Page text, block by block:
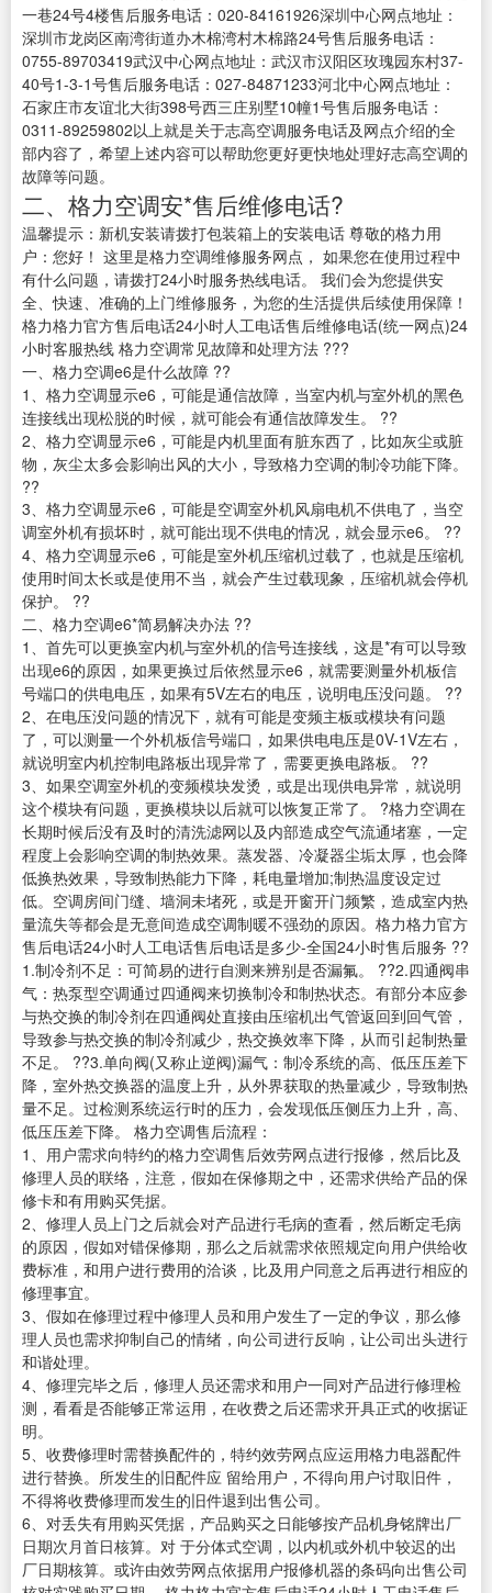
一巷24号4楼售后服务电话：020-84161926深圳中心网点地址：
深圳市龙岗区南湾街道办木棉湾村木棉路24号售后服务电话：
0755-89703419武汉中心网点地址：武汉市汉阳区玫瑰园东村37-
40号1-3-1号售后服务电话：027-84871233河北中心网点地址：
石家庄市友谊北大街398号西三庄别墅10幢1号售后服务电话：
0311-89259802以上就是关于志高空调服务电话及网点介绍的全
部内容了，希望上述内容可以帮助您更好更快地处理好志高空调的
故障等问题。
二、格力空调安*售后维修电话?
温馨提示：新机安装请拨打包装箱上的安装电话 尊敬的格力用
户：您好！ 这里是格力空调维修服务网点， 如果您在使用过程中
有什么问题，请拨打24小时服务热线电话。 我们会为您提供安
全、快速、准确的上门维修服务，为您的生活提供后续使用保障！
格力格力官方售后电话24小时人工电话售后维修电话(统一网点)24
小时客服热线 格力空调常见故障和处理方法 ???
一、格力空调e6是什么故障 ??
1、格力空调显示e6，可能是通信故障，当室内机与室外机的黑色
连接线出现松脱的时候，就可能会有通信故障发生。 ??
2、格力空调显示e6，可能是内机里面有脏东西了，比如灰尘或脏
物，灰尘太多会影响出风的大小，导致格力空调的制冷功能下降。
??
3、格力空调显示e6，可能是空调室外机风扇电机不供电了，当空
调室外机有损坏时，就可能出现不供电的情况，就会显示e6。 ??
4、格力空调显示e6，可能是室外机压缩机过载了，也就是压缩机
使用时间太长或是使用不当，就会产生过载现象，压缩机就会停机
保护。 ??
二、格力空调e6*简易解决办法 ??
1、首先可以更换室内机与室外机的信号连接线，这是*有可以导致
出现e6的原因，如果更换过后依然显示e6，就需要测量外机板信
号端口的供电电压，如果有5V左右的电压，说明电压没问题。 ??
2、在电压没问题的情况下，就有可能是变频主板或模块有问题
了，可以测量一个外机板信号端口，如果供电电压是0V-1V左右，
就说明室内机控制电路板出现异常了，需要更换电路板。 ??
3、如果空调室外机的变频模块发烫，或是出现供电异常，就说明
这个模块有问题，更换模块以后就可以恢复正常了。 ?格力空调在
长期时候后没有及时的清洗滤网以及内部造成空气流通堵塞，一定
程度上会影响空调的制热效果。蒸发器、冷凝器尘垢太厚，也会降
低换热效果，导致制热能力下降，耗电量增加;制热温度设定过
低。空调房间门缝、墙洞未堵死，或是开窗开门频繁，造成室内热
量流失等都会是无意间造成空调制暖不强劲的原因。格力格力官方
售后电话24小时人工电话售后电话是多少-全国24小时售后服务 ??
1.制冷剂不足：可简易的进行自测来辨别是否漏氟。 ??2.四通阀串
气：热泵型空调通过四通阀来切换制冷和制热状态。有部分本应参
与热交换的制冷剂在四通阀处直接由压缩机出气管返回到回气管，
导致参与热交换的制冷剂减少，热交换效率下降，从而引起制热量
不足。 ??3.单向阀(又称止逆阀)漏气：制冷系统的高、低压压差下
降，室外热交换器的温度上升，从外界获取的热量减少，导致制热
量不足。过检测系统运行时的压力，会发现低压侧压力上升，高、
低压压差下降。 格力空调售后流程：
1、用户需求向特约的格力空调售后效劳网点进行报修，然后比及
修理人员的联络，注意，假如在保修期之中，还需求供给产品的保
修卡和有用购买凭据。
2、修理人员上门之后就会对产品进行毛病的查看，然后断定毛病
的原因，假如对错保修期，那么之后就需求依照规定向用户供给收
费标准，和用户进行费用的洽谈，比及用户同意之后再进行相应的
修理事宜。
3、假如在修理过程中修理人员和用户发生了一定的争议，那么修
理人员也需求抑制自己的情绪，向公司进行反响，让公司出头进行
和谐处理。
4、修理完毕之后，修理人员还需求和用户一同对产品进行修理检
测，看看是否能够正常运用，在收费之后还需求开具正式的收据证
明。
5、收费修理时需替换配件的，特约效劳网点应运用格力电器配件
进行替换。所发生的旧配件应 留给用户，不得向用户讨取旧件，
不得将收费修理而发生的旧件退到出售公司。
6、对丢失有用购买凭据，产品购买之日能够按产品机身铭牌出厂
日期次月首日核算。对 于分体式空调，以内机或外机中较迟的出
厂日期核算。或许由效劳网点依据用户报修机器的条码向出售公司